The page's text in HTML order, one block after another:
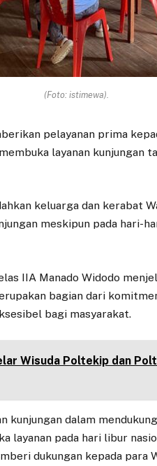
(Foto: istimewa).
pelayanan prima
layanan kunjungan
keluarga dan kerabat
meskipun pada hari-
IIA Manado Widodo
bagian dari
bagi masyarakat.
Wisuda Poltekip dan
kunjungan dalam
layanan pada hari libur
dukungan kepada para